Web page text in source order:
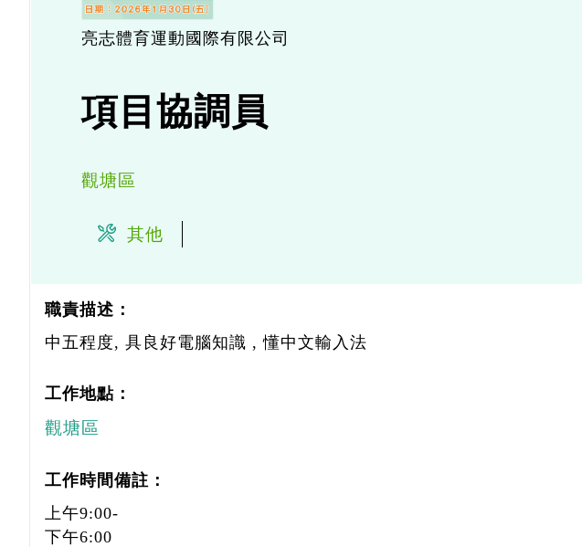
亮志體育運動國際有限公司
項目協調員
觀塘區
其他
職責描述：
中五程度, 具良好電腦知識 , 懂中文輸入法
工作地點：
觀塘區
工作時間備註：
上午9:00-
下午6:00